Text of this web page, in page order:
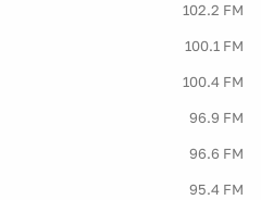
102.2 FM
100.1 FM
100.4 FM
96.9 FM
96.6 FM
95.4 FM